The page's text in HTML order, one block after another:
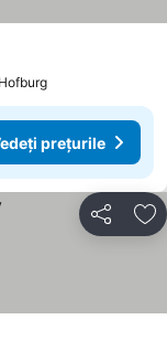
prețurile
Distribuiți